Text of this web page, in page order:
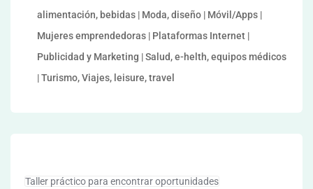
alimentación, bebidas | Moda, diseño | Móvil/Apps |
Mujeres emprendedoras | Plataformas Internet |
Publicidad y Marketing | Salud, e-helth, equipos médicos
| Turismo, Viajes, leisure, travel
Taller práctico para encontrar oportunidades